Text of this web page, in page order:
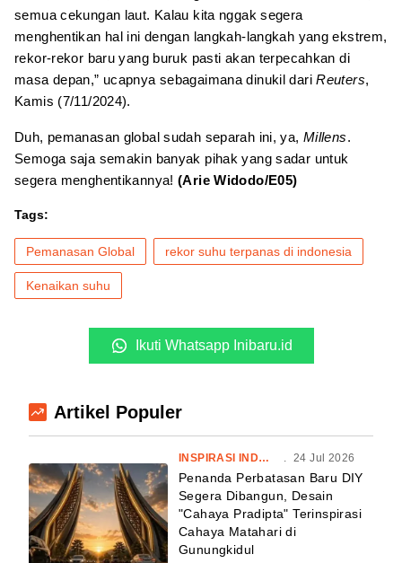
semua cekungan laut. Kalau kita nggak segera
menghentikan hal ini dengan langkah-langkah yang ekstrem,
rekor-rekor baru yang buruk pasti akan terpecahkan di
masa depan,” ucapnya sebagaimana dinukil dariReuters,
Kamis (7/11/2024).
Duh, pemanasan global sudah separah ini, ya, Millens.
Semoga saja semakin banyak pihak yang sadar untuk
segera menghentikannya! (Arie Widodo/E05)
Tags:
Pemanasan Global rekor suhu terpanas di indonesia
Kenaikan suhu
Ikuti Whatsapp Inibaru.id
Artikel Populer
INSPIRASI INDONESIA . 24 Jul 2026
Penanda Perbatasan Baru DIY
Segera Dibangun, Desain
"Cahaya Pradipta" Terinspirasi
Cahaya Matahari di
Gunungkidul